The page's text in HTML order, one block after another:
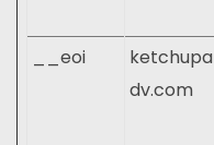
__eoi
ketchupa
dv.com